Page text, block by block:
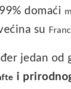
domaći
su
jedan od
i